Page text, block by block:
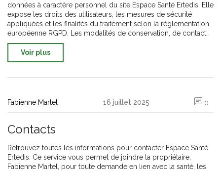
données à caractère personnel du site Espace Santé Ertedis. Elle
expose les droits des utilisateurs, les mesures de sécurité
appliquées et les finalités du traitement selon la réglementation
européenne RGPD. Les modalités de conservation, de contact
et d’exercice des droits y sont explicitées. Espace Santé Ertedis
garantit la confidentialité et la sécurité de vos informations. Vous
y trouverez également les coordonnées du responsable des
personnelles.
Voir plus
Fabienne Martel 16 juillet 2025 0
Contacts
Retrouvez toutes les informations pour contacter Espace Santé
Ertedis. Ce service vous permet de joindre la propriétaire,
Fabienne Martel, pour toute demande en lien avec la santé, les